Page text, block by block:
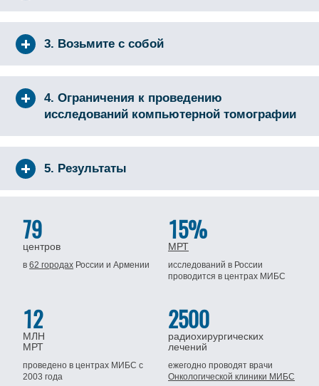
3. Возьмите с собой
4. Ограничения к проведению
исследований компьютерной томографии
5. Результаты
79
центров
в62 городах Россиии Армении
15%
МРТ
исследований в России
проводится в центрах МИБС
12
МЛН
МРТ
проведено в центрах МИБСс
2003 года
2500
радиохирургических
лечений
ежегодно проводят врачи
Онкологической клиники МИБС